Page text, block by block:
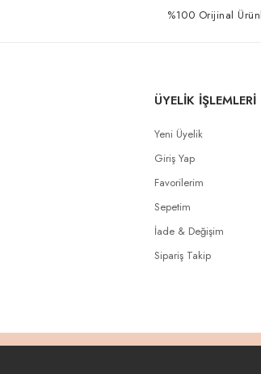
%100 Orijinal
ÜYELİK İŞLEMLERİ
Yeni Üyelik
Giriş Yap
Favorilerim
Sepetim
İade & Değişim
Sipariş Takip